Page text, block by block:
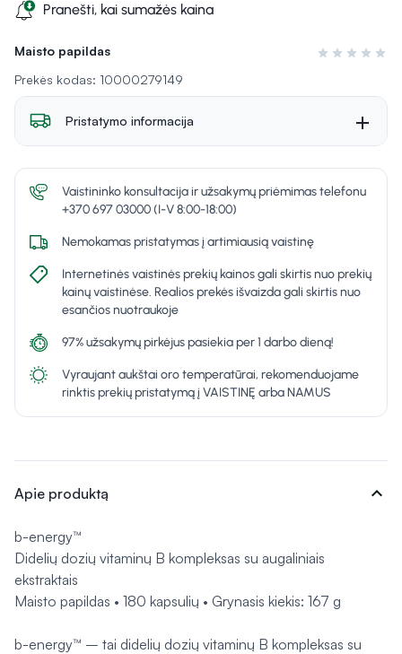
Maisto papildas
Įvertinimas 0
Prekės kodas: 10000279149
Pranešti, kai sumažės kaina
Pristatymo informacija
Vaistininko konsultacija ir užsakymų priėmimas telefonu
+370 697 03000 (I-V 8:00-18:00)
Nemokamas pristatymas į artimiausią vaistinę
Internetinės vaistinės prekių kainos gali skirtis nuo prekių
kainų vaistinėse. Realios prekės išvaizda gali skirtis nuo
esančios nuotraukoje
97% užsakymų pirkėjus pasiekia per 1 darbo dieną!
Vyraujant aukštai oro temperatūrai, rekomenduojame
rinktis prekių pristatymą į VAISTINĘ arba NAMUS
Apie produktą expand_more
b-energy™
Didelių dozių vitaminų B kompleksas su augaliniais
ekstraktais
Maisto papildas • 180 kapsulių • Grynasis kiekis: 167 g
b-energy™ – tai didelių dozių vitaminų B kompleksas su